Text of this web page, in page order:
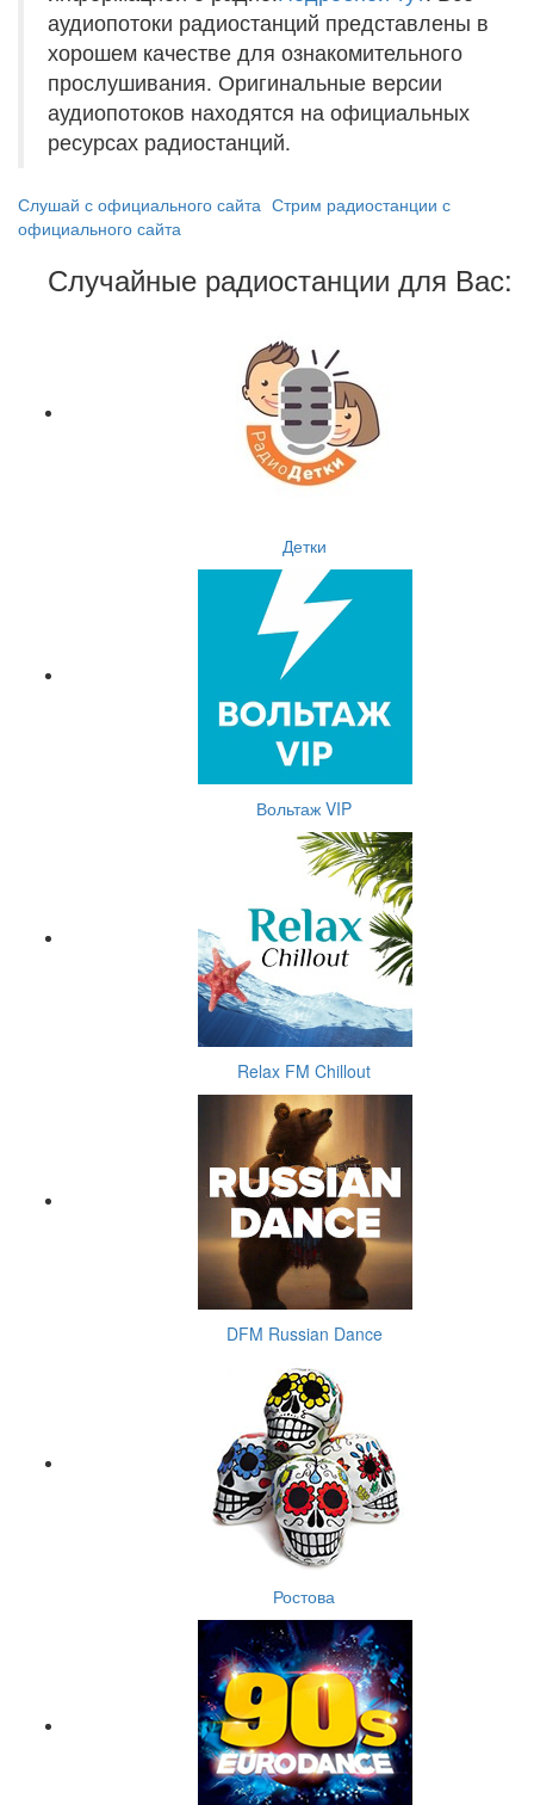
аудиопотоки радиостанций представлены в
хорошем качестве для ознакомительного
прослушивания. Оригинальные версии
аудиопотоков находятся на официальных
ресурсах радиостанций.
Слушай с официального сайта Стрим радиостанции с
официального сайта
Случайные радиостанции для Вас:
Детки
Вольтаж VIP
Relax FM Chillout
DFM Russian Dance
Ростова